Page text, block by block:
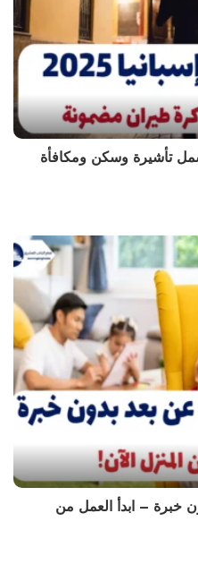
في إسبانيا 2025: تشمل تأشيرة وسكن ومكافأة
خبرة – ابدأ العمل من